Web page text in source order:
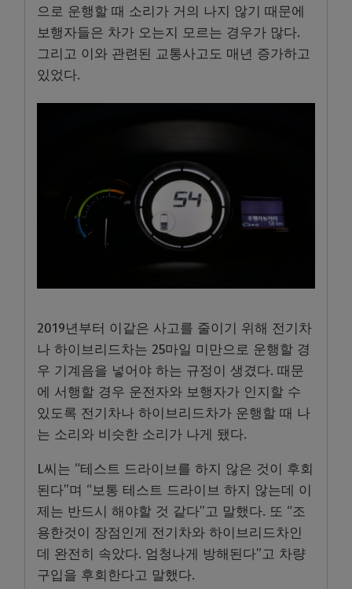
으로 운행할 때 소리가 거의 나지 않기 때문에
보행자들은 차가 오는지 모르는 경우가 많다.
그리고 이와 관련된 교통사고도 매년 증가하고
있었다.
2019년부터 이같은 사고를 줄이기 위해 전기차
나 하이브리드차는 25마일 미만으로 운행할 경
우 기계음을 넣어야 하는 규정이 생겼다. 때문
에 서행할 경우 운전자와 보행자가 인지할 수
있도록 전기차나 하이브리드차가 운행할 때 나
는 소리와 비슷한 소리가 나게 됐다.
L씨는 “테스트 드라이브를 하지 않은 것이 후회
된다”며 “보통 테스트 드라이브 하지 않는데 이
제는 반드시 해야할 것 같다”고 말했다. 또 “조
용한것이 장점인게 전기차와 하이브리드차인
데 완전히 속았다. 엄청나게 방해된다”고 차량
구입을 후회한다고 말했다.